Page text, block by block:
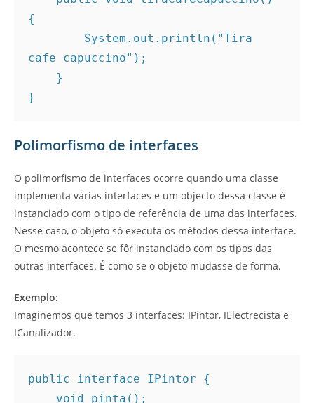
{
cafe capuccino");
}
Polimorfismo de interfaces
O polimorfismo de interfaces ocorre quando uma classe
implementa várias interfaces e um objecto dessa classe é
instanciado com o tipo de referência de uma das interfaces.
Nesse caso, o objeto só executa os métodos dessa interface.
O mesmo acontece se fôr instanciado com os tipos das
outras interfaces. É como se o objeto mudasse de forma.
Exemplo:
Imaginemos que temos 3 interfaces: IPintor, IElectrecista e
ICanalizador.
public interface IPintor {